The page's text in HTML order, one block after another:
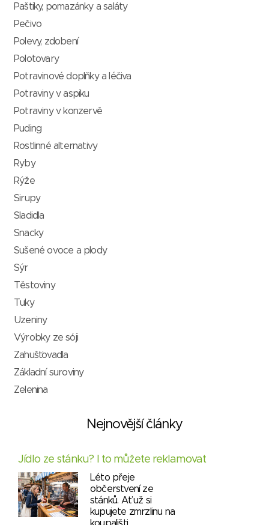
Paštiky, pomazánky a saláty
Pečivo
Polevy, zdobení
Polotovary
Potravinové doplňky a léčiva
Potraviny v aspiku
Potraviny v konzervě
Puding
Rostlinné alternativy
Ryby
Rýže
Sirupy
Sladidla
Snacky
Sušené ovoce a plody
Sýr
Těstoviny
Tuky
Uzeniny
Výrobky ze sóji
Zahušťovadla
Základní suroviny
Zelenina
Nejnovější články
Jídlo ze stánku? I to můžete reklamovat
Léto přeje
občerstvení ze
stánků. Ať už si
kupujete zmrzlinu na